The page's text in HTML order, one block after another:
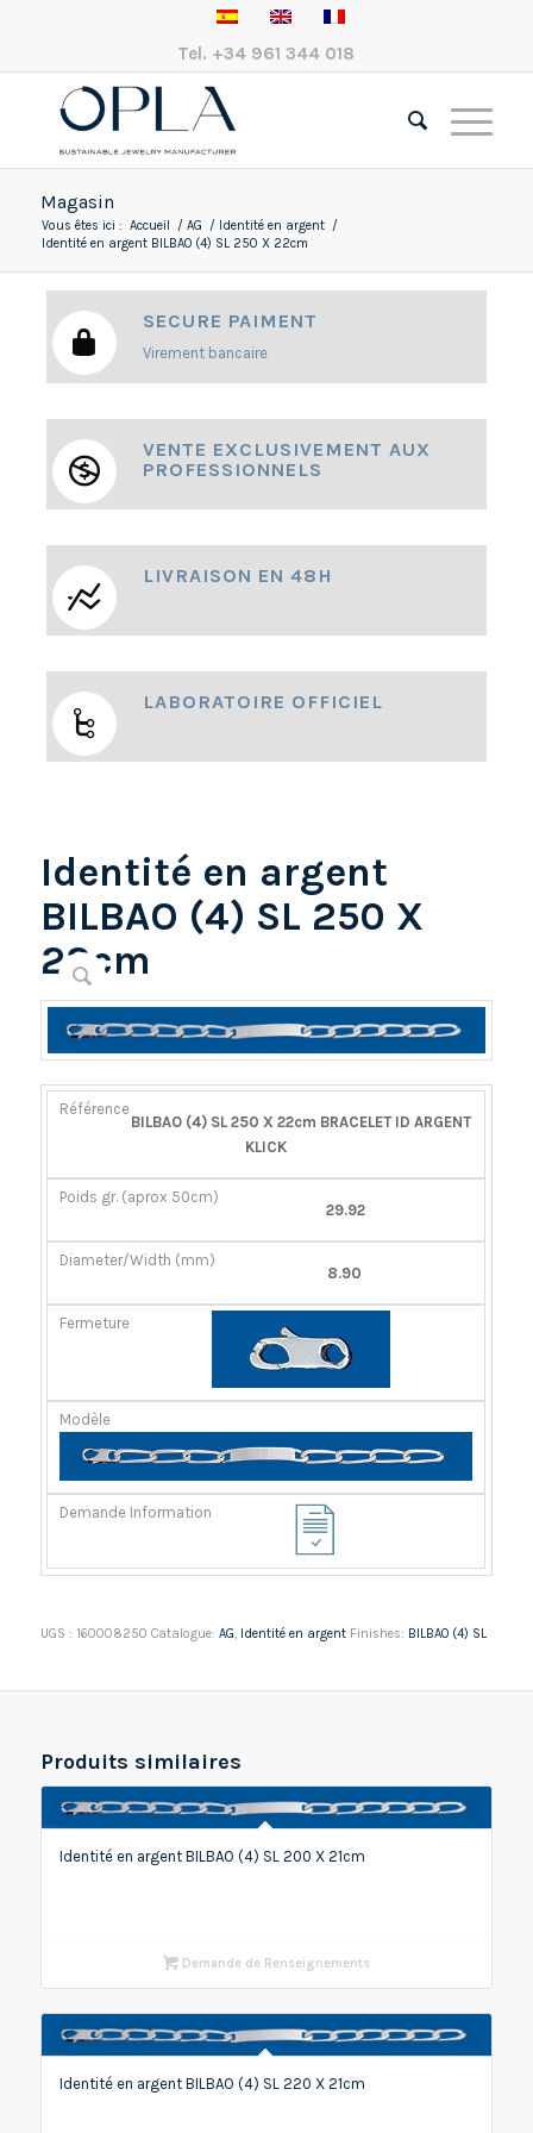
Tel. +34 961 344 018
Magasin
Vous êtes ici : Accueil / AG / Identité en argent /
Identité en argent BILBAO (4) SL 250 X 22cm
SECURE PAIMENT
Virement bancaire
VENTE EXCLUSIVEMENT AUX
PROFESSIONNELS
LIVRAISON EN 48H
LABORATOIRE OFFICIEL
Identité en argent
BILBAO (4) SL 250 X
22cm
RÉFÉRENCE
POIDS
50CM)
DIAMÈTER/LARGEUR FERMOIR
BILBAO (4) SL 250 X 22cm BRACELET ID ARGENT
KLICK
29.92
8.90
UGS : 160008250 Catalogue: AG Identité en argent Finishes: BILBAO (4) SL
Produits similaires
Identité en argent BILBAO (4) SL 200 X 21cm
Demande de Renseignements
Identité en argent BILBAO (4) SL 220 X 21cm